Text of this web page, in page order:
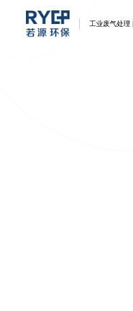
工业废气处
业废气环保
业环保综合
业环保综合治
业环保综合治
业环保综合治
业环保综合治
业环保综合治